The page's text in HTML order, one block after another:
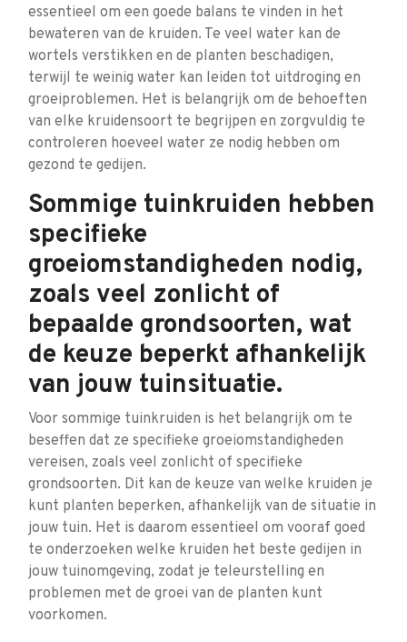
essentieel om een goede balans te vinden in het
bewateren van de kruiden. Te veel water kan de
wortels verstikken en de planten beschadigen,
terwijl te weinig water kan leiden tot uitdroging en
groeiproblemen. Het is belangrijk om de behoeften
van elke kruidensoort te begrijpen en zorgvuldig te
controleren hoeveel water ze nodig hebben om
gezond te gedijen.
Sommige tuinkruiden hebben
specifieke
groeiomstandigheden nodig,
zoals veel zonlicht of
bepaalde grondsoorten, wat
de keuze beperkt afhankelijk
van jouw tuinsituatie.
Voor sommige tuinkruiden is het belangrijk om te
beseffen dat ze specifieke groeiomstandigheden
vereisen, zoals veel zonlicht of specifieke
grondsoorten. Dit kan de keuze van welke kruiden je
kunt planten beperken, afhankelijk van de situatie in
jouw tuin. Het is daarom essentieel om vooraf goed
te onderzoeken welke kruiden het beste gedijen in
jouw tuinomgeving, zodat je teleurstelling en
problemen met de groei van de planten kunt
voorkomen.